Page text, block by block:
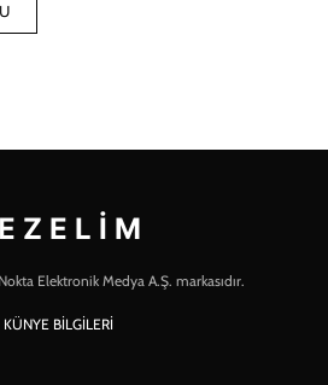
Elektronik Medya A.Ş. markasıdır.
KÜNYE BİLGİLERİ